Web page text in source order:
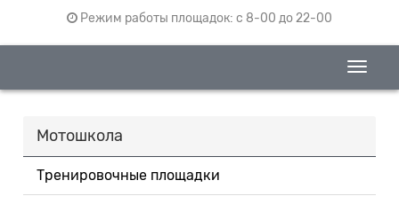
Режим работы площадок: c 8-00 до 22-00
Toggle
Мотошкола
Тренировочные площадки